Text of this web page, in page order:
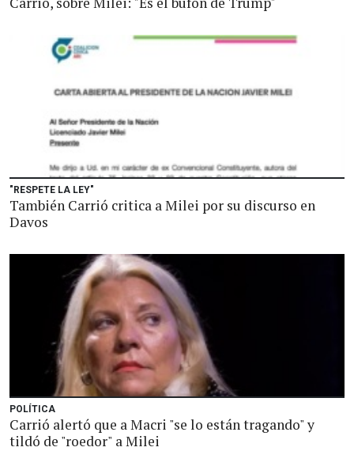
"RESPETE LA LEY"
También Carrió critica a Milei por su discurso en
Davos
POLÍTICA
Carrió alertó que a Macri "se lo están tragando" y
tildó de "roedor" a Milei